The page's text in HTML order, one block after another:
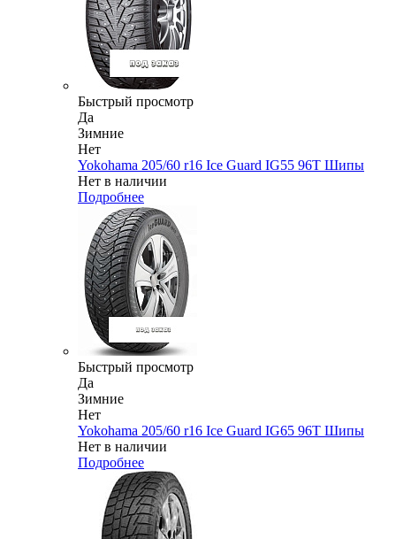
Быстрый просмотр
Да
Зимние
Нет
Yokohama 205/60 r16 Ice Guard IG55 96T Шипы
Нет в наличии
Подробнее
Быстрый просмотр
Да
Зимние
Нет
Yokohama 205/60 r16 Ice Guard IG65 96T Шипы
Нет в наличии
Подробнее